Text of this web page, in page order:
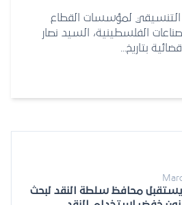
معبر الكرامة
التنسيقي لمؤسسات القطاع
الفلسطينية، السيد نصار
بتاريخ...
محافظ سلطة النقد لبحث